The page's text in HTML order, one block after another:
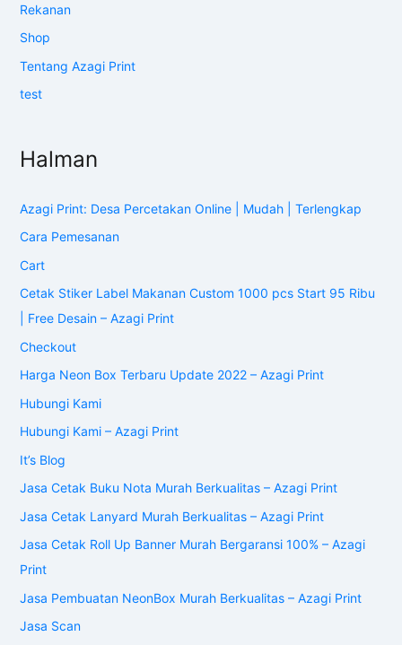
Rekanan
Shop
Tentang Azagi Print
test
Halman
Azagi Print: Desa Percetakan Online | Mudah | Terlengkap
Cara Pemesanan
Cart
Cetak Stiker Label Makanan Custom 1000 pcs Start 95 Ribu
| Free Desain – Azagi Print
Checkout
Harga Neon Box Terbaru Update 2022 – Azagi Print
Hubungi Kami
Hubungi Kami – Azagi Print
It’s Blog
Jasa Cetak Buku Nota Murah Berkualitas – Azagi Print
Jasa Cetak Lanyard Murah Berkualitas – Azagi Print
Jasa Cetak Roll Up Banner Murah Bergaransi 100% – Azagi
Print
Jasa Pembuatan NeonBox Murah Berkualitas – Azagi Print
Jasa Scan